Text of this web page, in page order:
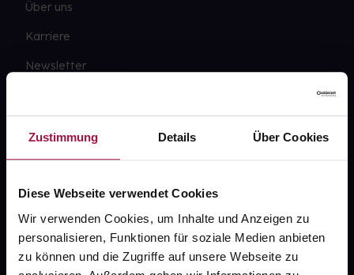
Zustimmung Details Über Cookies
Diese Webseite verwendet Cookies
Wir verwenden Cookies, um Inhalte und Anzeigen zu
personalisieren, Funktionen für soziale Medien anbieten
zu können und die Zugriffe auf unsere Webseite zu
Über uns
Karriere
Newsletter
Datenschutz
AGB
Impressum